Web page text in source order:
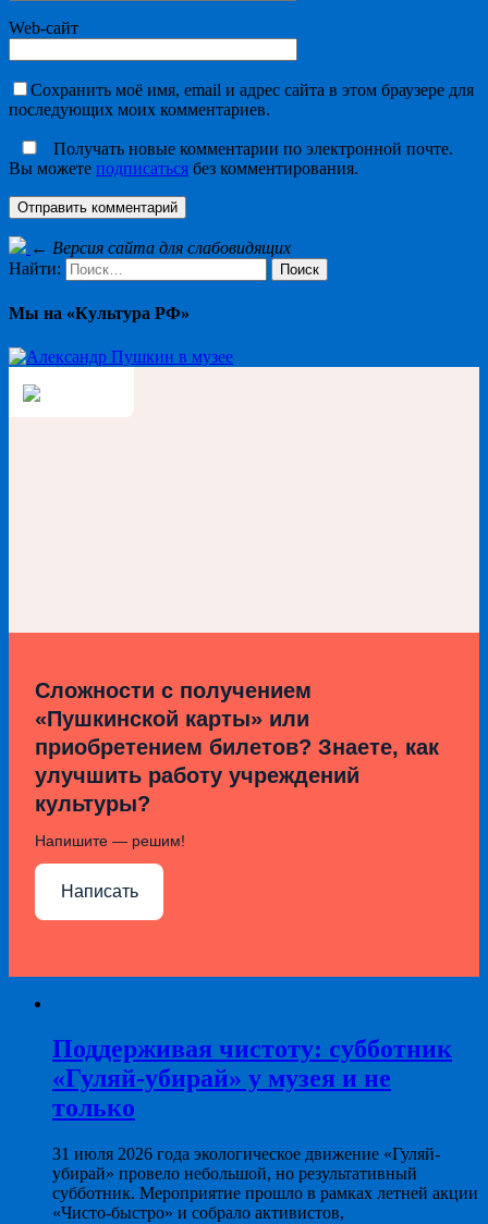
Web-сайт
Сохранить моё имя, email и адрес сайта в этом браузере для
последующих моих комментариев.
Получать новые комментарии по электронной почте.
Вы можете подписаться без комментирования.
← Версия сайта для слабовидящих
Найти:
Мы на «Культура РФ»
Сложности с получением
«Пушкинской карты» или
приобретением билетов? Знаете, как
улучшить работу учреждений
культуры?
Напишите — решим!
Написать
Поддерживая чистоту: субботник
«Гуляй-убирай» у музея и не
только
31 июля 2026 года экологическое движение «Гуляй-
убирай» провело небольшой, но результативный
субботник. Мероприятие прошло в рамках летней акции
«Чисто-быстро» и собрало активистов,